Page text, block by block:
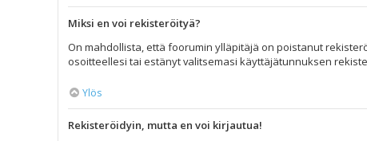
Miksi en voi rekisteröityä?
On mahdollista, että foorumin ylläpitäjä on poistanut
osoitteellesi tai estänyt valitsemasi käyttäjätunnuksen
Ylös
Rekisteröidyin, mutta en voi kirjautua!